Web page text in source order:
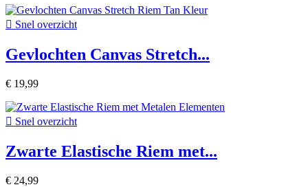
 Snel overzicht
Gevlochten Canvas Stretch...
€ 19,99
 Snel overzicht
Zwarte Elastische Riem met...
€ 24,99